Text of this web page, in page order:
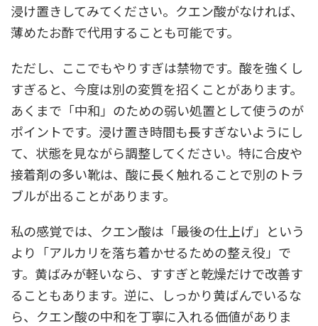
浸け置きしてみてください。クエン酸がなければ、
薄めたお酢で代用することも可能です。
ただし、ここでもやりすぎは禁物です。酸を強くし
すぎると、今度は別の変質を招くことがあります。
あくまで「中和」のための弱い処置として使うのが
ポイントです。浸け置き時間も長すぎないようにし
て、状態を見ながら調整してください。特に合皮や
接着剤の多い靴は、酸に長く触れることで別のトラ
ブルが出ることがあります。
私の感覚では、クエン酸は「最後の仕上げ」という
より「アルカリを落ち着かせるための整え役」で
す。黄ばみが軽いなら、すすぎと乾燥だけで改善す
ることもあります。逆に、しっかり黄ばんでいるな
ら、クエン酸の中和を丁寧に入れる価値がありま